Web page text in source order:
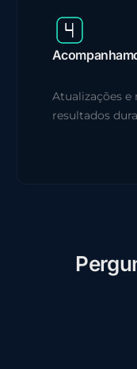
Atualizações e
resultados
Pergu